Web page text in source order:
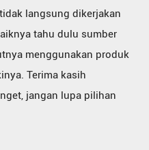
langsung dikerjakan
tahu dulu sumber
menggunakan produk
Terima kasih
jangan lupa pilihan